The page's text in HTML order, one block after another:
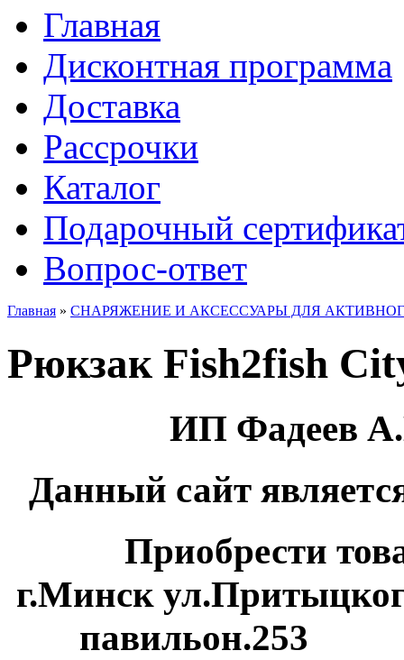
Главная
Дисконтная программа
Доставка
Рассрочки
Каталог
Подарочный
Вопрос-ответ
Главная » СНАРЯЖЕНИЕ И АКСЕССУАРЫ ДЛЯ
Рюкзак Fish2fish
ИП Фадеев
Данный сайт
Приобрести товар
г.Минск
павильон.253